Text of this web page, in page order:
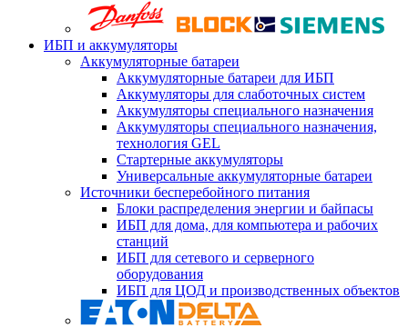
ИБП и аккумуляторы
Аккумуляторные батареи
Аккумуляторные батареи для ИБП
Аккумуляторы для слаботочных систем
Аккумуляторы специального назначения
Аккумуляторы специального назначения,
технология GEL
Стартерные аккумуляторы
Универсальные аккумуляторные батареи
Источники бесперебойного питания
Блоки распределения энергии и байпасы
ИБП для дома, для компьютера и рабочих
станций
ИБП для сетевого и серверного
оборудования
ИБП для ЦОД и производственных объектов